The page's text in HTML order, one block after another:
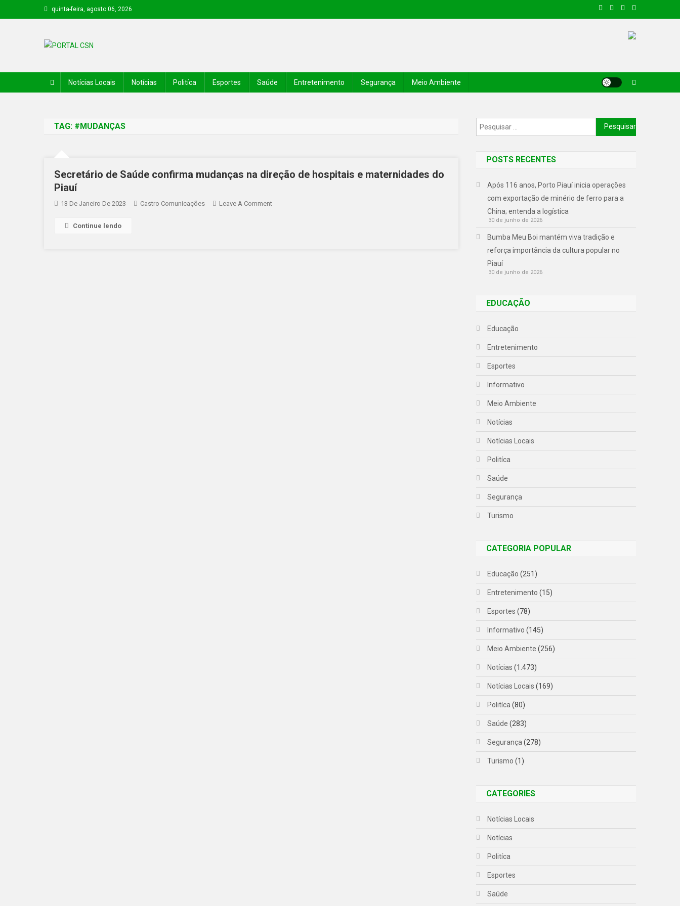
quinta-feira, agosto 06, 2026
Notícias Locais Notícias Politíca Esportes Saúde Entretenimento Segurança Meio Ambiente
TAG: #MUDANÇAS
Secretário de Saúde confirma mudanças na direção de hospitais e maternidades do
Piauí
13 De Janeiro De 2023 Castro Comunicações Leave A Comment
Continue lendo
POSTS RECENTES
Após 116 anos, Porto Piauí inicia operações
com exportação de minério de ferro para a
China; entenda a logística
30 de junho de 2026
Bumba Meu Boi mantém viva tradição e
reforça importância da cultura popular no
Piauí
30 de junho de 2026
EDUCAÇÃO
Educação
Entretenimento
Esportes
Informativo
Meio Ambiente
Notícias
Notícias Locais
Politíca
Saúde
Segurança
Turismo
CATEGORIA POPULAR
Educação (251)
Entretenimento (15)
Esportes (78)
Informativo (145)
Meio Ambiente (256)
Notícias (1.473)
Notícias Locais (169)
Politíca (80)
Saúde (283)
Segurança (278)
Turismo (1)
CATEGORIES
Notícias Locais
Notícias
Politíca
Esportes
Saúde